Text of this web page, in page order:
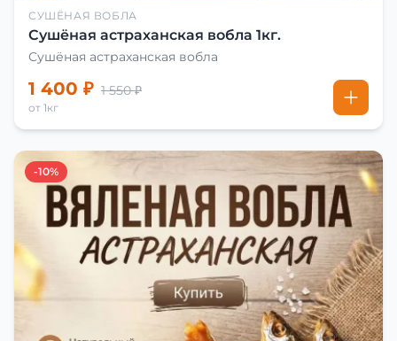
СУШЁНАЯ ВОБЛА
Сушёная астраханская вобла 1кг.
Сушёная астраханская вобла
1 400 ₽ 1 550 ₽
от 1кг
-10%